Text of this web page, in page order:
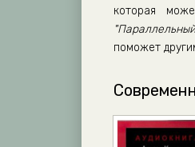
которая
поможет